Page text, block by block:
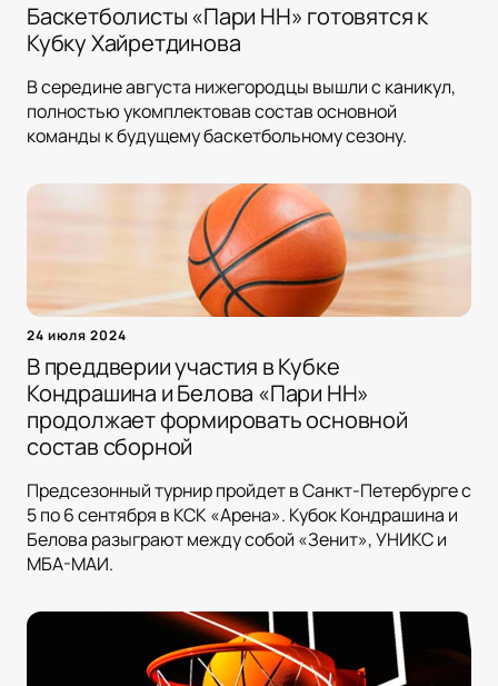
Баскетболисты «Пари НН» готовятся к
Кубку Хайретдинова
В середине августа нижегородцы вышли с каникул,
полностью укомплектовав состав основной
команды к будущему баскетбольному сезону.
24 июля 2024
В преддверии участия в Кубке
Кондрашина и Белова «Пари НН»
продолжает формировать основной
состав сборной
Предсезонный турнир пройдет в Санкт-Петербурге с
5 по 6 сентября в КСК «Арена». Кубок Кондрашина и
Белова разыграют между собой «Зенит», УНИКС и
МБА-МАИ.